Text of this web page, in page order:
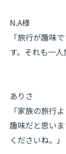
N.A様
「旅行が趣味
す。それも一人
ありさ
「家族の旅行
趣味だと思い
くださいね。」